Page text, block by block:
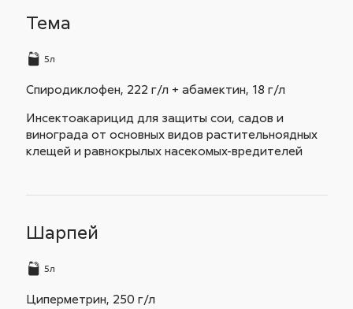
Тема
5л
Спиродиклофен, 222 г/л + абамектин, 18 г/л
Инсектоакарицид для защиты сои, садов и
винограда от основных видов растительноядных
клещей и равнокрылых насекомых-вредителей
Шарпей
5л
Циперметрин, 250 г/л